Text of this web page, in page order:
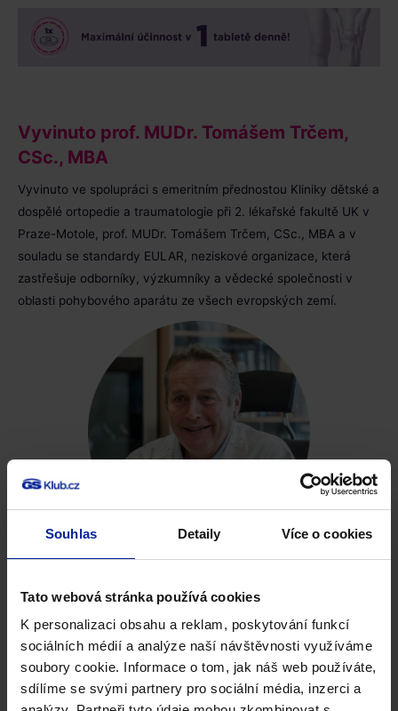
Souhlas Detaily Více o cookies
Tato webová stránka používá cookies
K personalizaci obsahu a reklam, poskytování funkcí
sociálních médií a analýze naší návštěvnosti využíváme
soubory cookie. Informace o tom, jak náš web používáte,
sdílíme se svými partnery pro sociální média, inzerci a
Vyvinuto prof. MUDr. Tomášem Trčem,
CSc., MBA
Vyvinuto ve spolupráci s emeritním přednostou Kliniky dětské a
dospělé ortopedie a traumatologie při 2. lékařské fakultě UK v
Praze-Motole, prof. MUDr. Tomášem Trčem, CSc., MBA a v
souladu se standardy EULAR, neziskové organizace, která
zastřešuje odborníky, výzkumníky a vědecké společnosti v
oblasti pohybového aparátu ze všech evropských zemí.
Pro koho je GS Perfect Condro
určen?